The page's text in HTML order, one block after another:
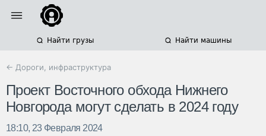
Найти грузы Найти машины
← Дороги, инфраструктура
Проект Восточного обхода Нижнего
Новгорода могут сделать в 2024 году
18:10, 23 Февраля 2024